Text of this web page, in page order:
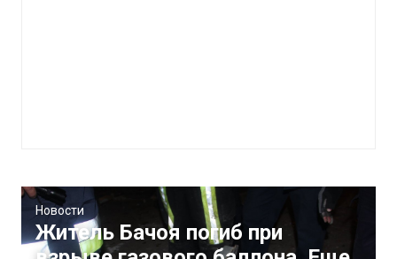
Новости
Житель Бачоя погиб при